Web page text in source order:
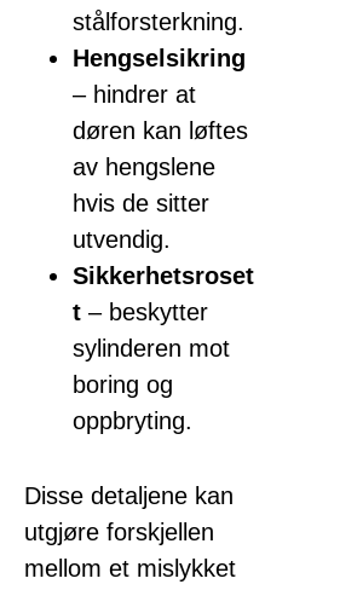
stålforsterkning.
Hengselsikring
– hindrer at
døren kan løftes
av hengslene
hvis de sitter
utvendig.
Sikkerhetsroset
t – beskytter
sylinderen mot
boring og
oppbryting.
Disse detaljene kan
utgjøre forskjellen
mellom et mislykket